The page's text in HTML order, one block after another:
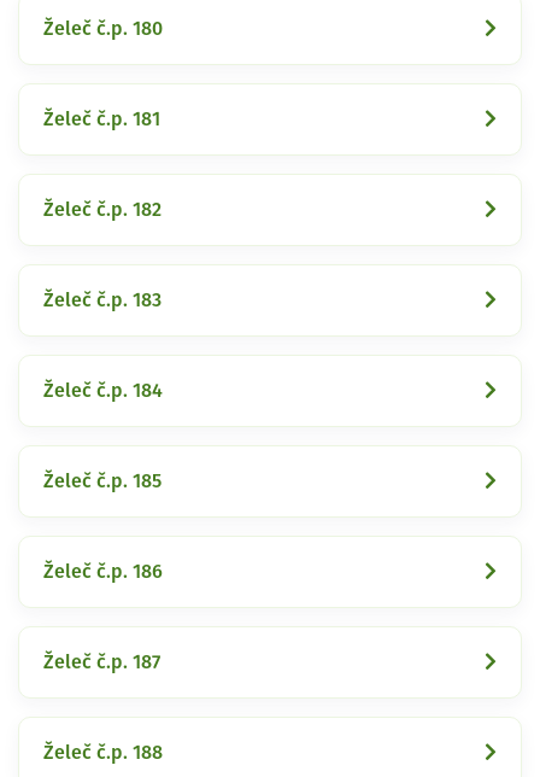
Želeč č.p. 180
Želeč č.p. 181
Želeč č.p. 182
Želeč č.p. 183
Želeč č.p. 184
Želeč č.p. 185
Želeč č.p. 186
Želeč č.p. 187
Želeč č.p. 188